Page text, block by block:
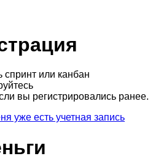
спринт или канбан
вы регистрировались ранее.
уже есть учетная запись